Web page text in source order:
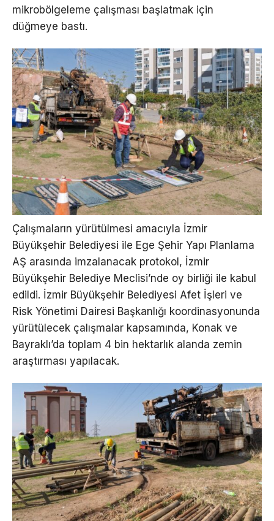
mikrobölgeleme çalışması başlatmak için
düğmeye bastı.
Çalışmaların yürütülmesi amacıyla İzmir
Büyükşehir Belediyesi ile Ege Şehir Yapı Planlama
AŞ arasında imzalanacak protokol, İzmir
Büyükşehir Belediye Meclisi’nde oy birliği ile kabul
edildi. İzmir Büyükşehir Belediyesi Afet İşleri ve
Risk Yönetimi Dairesi Başkanlığı koordinasyonunda
yürütülecek çalışmalar kapsamında, Konak ve
Bayraklı’da toplam 4 bin hektarlık alanda zemin
araştırması yapılacak.